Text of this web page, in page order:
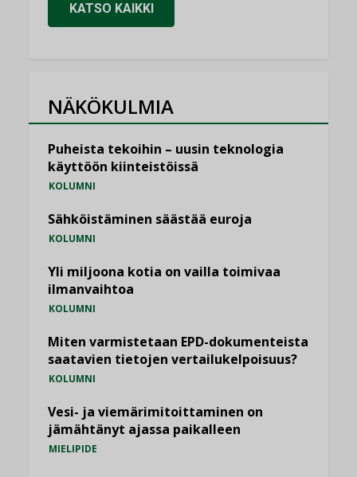
KATSO KAIKKI
NÄKÖKULMIA
Puheista tekoihin – uusin teknologia
käyttöön kiinteistöissä
KOLUMNI
Sähköistäminen säästää euroja
KOLUMNI
Yli miljoona kotia on vailla toimivaa
ilmanvaihtoa
KOLUMNI
Miten varmistetaan EPD-dokumenteista
saatavien tietojen vertailukelpoisuus?
KOLUMNI
Vesi- ja viemärimitoittaminen on
jämähtänyt ajassa paikalleen
MIELIPIDE